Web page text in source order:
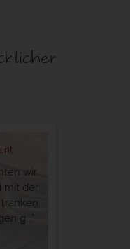
wir
mit der
g..."